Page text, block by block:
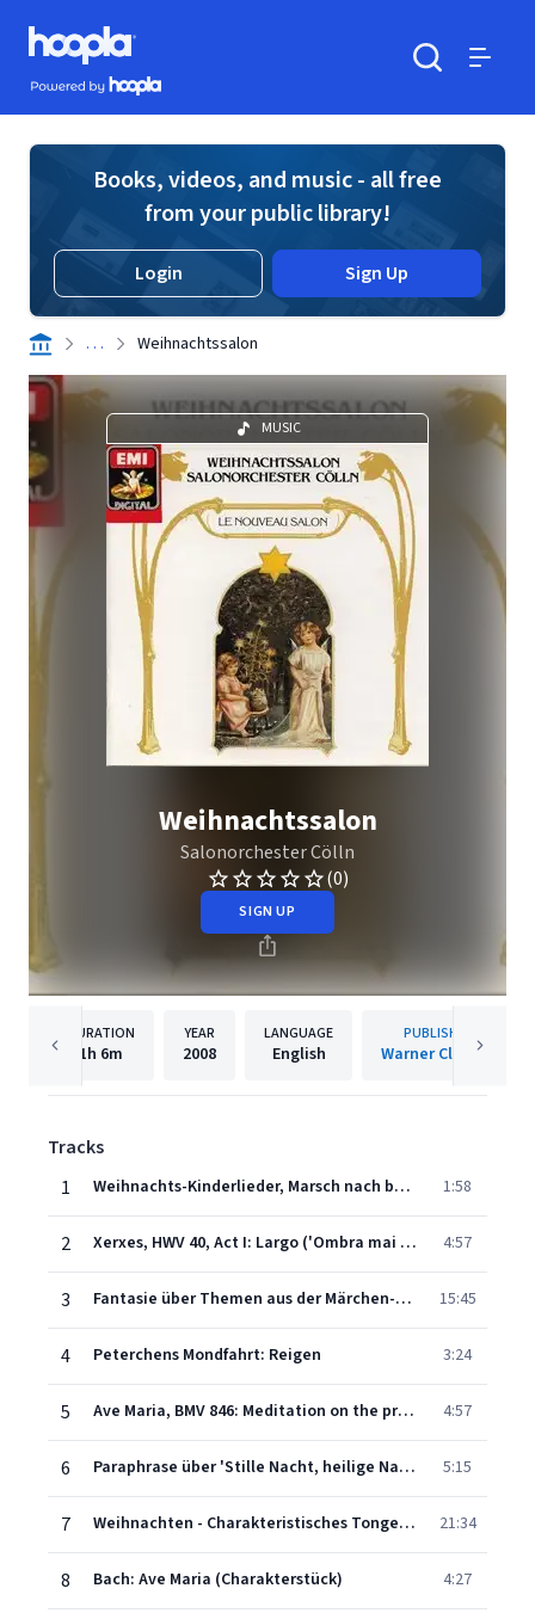
Skip to main content
Hoopla logo
Powered by Hoopla
Books, videos, and music - all free
from your public library!
Login Sign Up
. . . Weihnachtssalon
MUSIC
Weihnachtssalon
Salonorchester Cölln
(0)
SIGN UP
DURATION
1h 6m
YEAR
2008
LANGUAGE
English
PUBLISHER
Warner Classics
Tracks
1
Weihnachts-Kinderlieder, Marsch nach bekannten Weihnachtsliedern 1:58
2 Xerxes, HWV 40, Act I: Largo ('Ombra mai fù') 4:57
3 Fantasie über Themen aus der Märchen-Oper 'Hänsel und Gretel' 15:45
4 Peterchens Mondfahrt: Reigen 3:24
5 Ave Maria, BMV 846: Meditation on the prelude in C Major 4:57
6 Paraphrase über 'Stille Nacht, heilige Nacht' 5:15
7 Weihnachten - Charakteristisches Tongemälde mit Zitaten von Volks- und Weihnachtsliedern 21:34
8 Bach: Ave Maria (Charakterstück) 4:27